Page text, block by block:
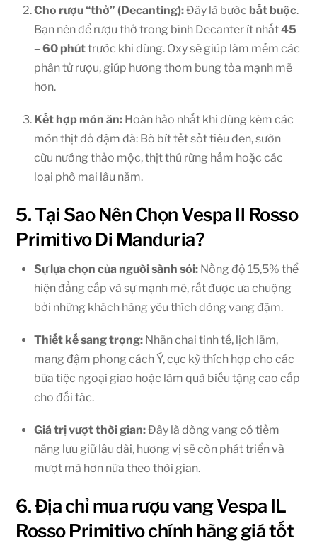
Cho rượu “thở” (Decanting):Đây là bước bắt buộc.
Bạn nên để rượu thở trong bình Decanter ít nhất45
– 60 phúttrước khi dùng. Oxy sẽ giúp làm mềm các
phân tử rượu, giúp hương thơm bung tỏa mạnh mẽ
hơn.
Kết hợp món ăn: Hoàn hảo nhất khi dùng kèm các
món thịt đỏ đậm đà: Bò bít tết sốt tiêu đen, sườn
cừu nướng thảo mộc, thịt thú rừng hầm hoặc các
loại phô mai lâu năm.
5. Tại Sao Nên Chọn Vespa Il Rosso
Primitivo Di Manduria?
Sự lựa chọn của người sành sỏi: Nồng độ 15,5% thể
hiện đẳng cấp và sự mạnh mẽ, rất được ưa chuộng
bởi những khách hàng yêu thích dòng vang đậm.
Thiết kế sang trọng: Nhãn chai tinh tế, lịch lãm,
mang đậm phong cách Ý, cực kỳ thích hợp cho các
bữa tiệc ngoại giao hoặc làm quà biếu tặng cao cấp
cho đối tác.
Giá trị vượt thời gian:Đây là dòng vang có tiềm
năng lưu giữ lâu dài, hương vị sẽ còn phát triển và
mượt mà hơn nữa theo thời gian.
6. Địa chỉ mua rượu vang Vespa IL
Rosso Primitivo chính hãng giá tốt